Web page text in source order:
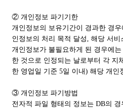
② 개인정보 파기기한
개인정보의 보유기간이 경과한 경
인정보의 처리 목적 달성, 해당 서
개인정보가 불필요하게 된 경우에
한 것으로 인정되는 날로부터 각 지
한 영업일 기준 5일 이내) 해당 개인
③ 개인정보 파기방법
전자적 파일 형태의 정보는 DB의